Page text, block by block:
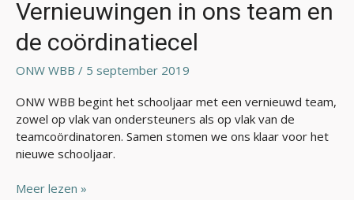
Vernieuwingen in ons team en
de coördinatiecel
ONW WBB / 5 september 2019
ONW WBB begint het schooljaar met een vernieuwd team,
zowel op vlak van ondersteuners als op vlak van de
teamcoördinatoren. Samen stomen we ons klaar voor het
nieuwe schooljaar.
ons
team
en
de
coördinatiecel
Meer lezen »